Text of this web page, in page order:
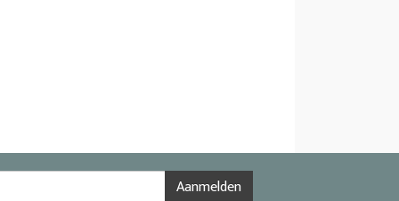
Aanmelden